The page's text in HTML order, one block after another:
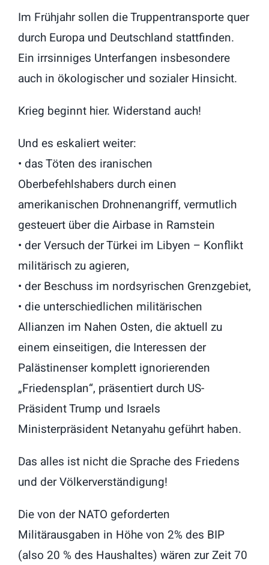
Im Frühjahr sollen die Truppentransporte quer
durch Europa und Deutschland stattfinden.
Ein irrsinniges Unterfangen insbesondere
auch in ökologischer und sozialer Hinsicht.
Krieg beginnt hier. Widerstand auch!
Und es eskaliert weiter:
• das Töten des iranischen
Oberbefehlshabers durch einen
amerikanischen Drohnenangriff, vermutlich
gesteuert über die Airbase in Ramstein
• der Versuch der Türkei im Libyen – Konflikt
militärisch zu agieren,
• der Beschuss im nordsyrischen Grenzgebiet,
• die unterschiedlichen militärischen
Allianzen im Nahen Osten, die aktuell zu
einem einseitigen, die Interessen der
Palästinenser komplett ignorierenden
„Friedensplan“, präsentiert durch US-
Präsident Trump und Israels
Ministerpräsident Netanyahu geführt haben.
Das alles ist nicht die Sprache des Friedens
und der Völkerverständigung!
Die von der NATO geforderten
Militärausgaben in Höhe von 2% des BIP
(also 20 % des Haushaltes) wären zur Zeit 70